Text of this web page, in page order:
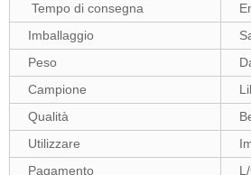
Tempo di consegna
Imballaggio
Peso
Campione
Qualità
Utilizzare
Pagamento